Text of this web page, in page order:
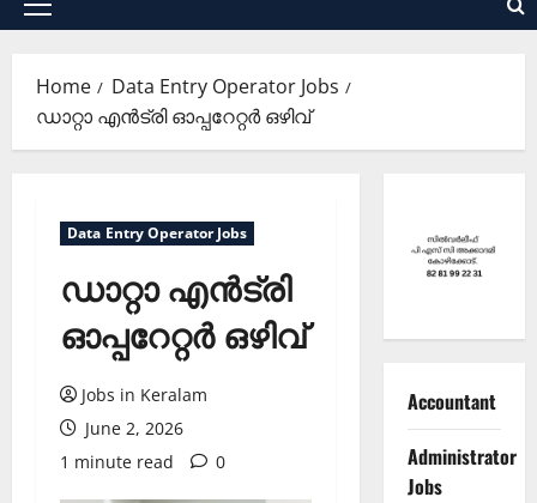
Primary
Home
Data Entry Operator Jobs
ഡാറ്റാ എന്‍ട്രി ഓപ്പറേറ്റര്‍ ഒഴിവ്
Data Entry Operator Jobs
ഡാറ്റാ എന്‍ട്രി
ഓപ്പറേറ്റര്‍ ഒഴിവ്
Jobs in Keralam
June 2, 2026
1 minute read
0
Accountant
Administrator
Jobs